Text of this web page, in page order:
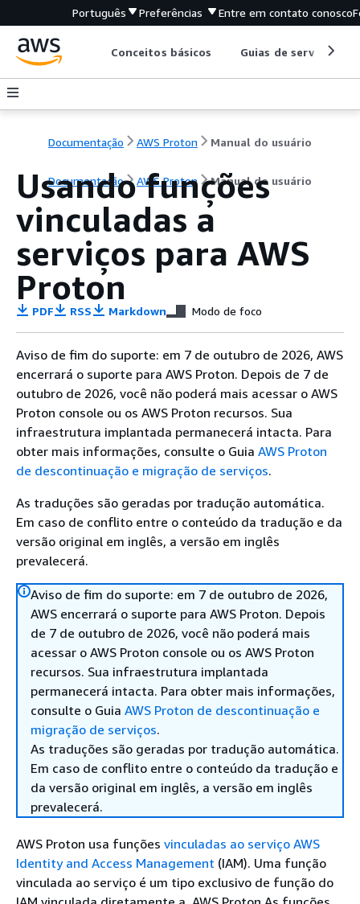
Português Preferências Entre em contato conosco
Conceitos básicos Guias de serviço
Documentação AWS Proton Manual do usuário
Documentação AWS Proton Manual do usuário
Usando funções
vinculadas a
serviços para AWS
Proton
PDF RSS Markdown Modo de foco
Aviso de fim do suporte: em 7 de outubro de 2026, AWS
encerrará o suporte para AWS Proton. Depois de 7 de
outubro de 2026, você não poderá mais acessar o AWS
Proton console ou os AWS Proton recursos. Sua
infraestrutura implantada permanecerá intacta. Para
obter mais informações, consulte o Guia AWS Proton
de descontinuação e migração de serviços.
As traduções são geradas por tradução automática.
Em caso de conflito entre o conteúdo da tradução e da
versão original em inglês, a versão em inglês
prevalecerá.
Aviso de fim do suporte: em 7 de outubro de 2026,
AWS encerrará o suporte para AWS Proton. Depois
de 7 de outubro de 2026, você não poderá mais
acessar o AWS Proton console ou os AWS Proton
recursos. Sua infraestrutura implantada
permanecerá intacta. Para obter mais informações,
consulte o Guia AWS Proton de descontinuação e
migração de serviços.
As traduções são geradas por tradução automática.
Em caso de conflito entre o conteúdo da tradução e
da versão original em inglês, a versão em inglês
prevalecerá.
AWS Proton usa funções vinculadas ao serviço AWS
Identity and Access Management (IAM). Uma função
vinculada ao serviço é um tipo exclusivo de função do